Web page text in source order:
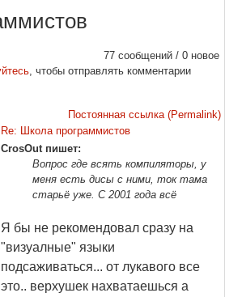
77 сообщений / 0 новое
, чтобы отправлять комментарии
Постоянная ссылка (Permalink)
Re: Школа программистов
CrosOut пишет:
Вопрос где всять компиляторы, у
меня есть дисы с ними, ток тама
старьё уже. С 2001 года всё
Я бы не рекомендовал сразу на
"визуалные" языки
подсаживаться... от лукавого все
это.. верхушек нахватаешься а